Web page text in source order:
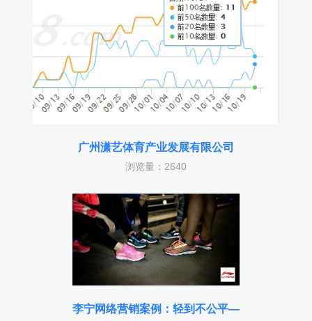
广州潇艺体育产业发展有限公司
浏览量：2640
李宁网络营销案例：轻到不公平—